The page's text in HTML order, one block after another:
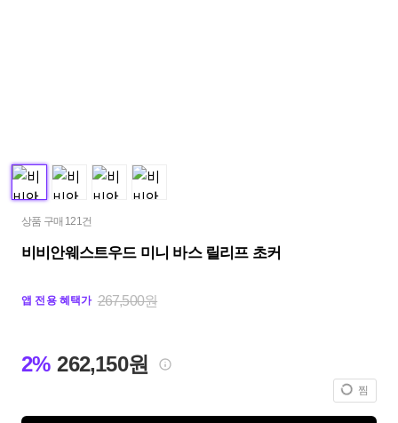
상품 구매 121건
비비안웨스트우드 미니 바스 릴리프 초커
앱 전용 혜택가 267,500원
2% 262,150원
찜